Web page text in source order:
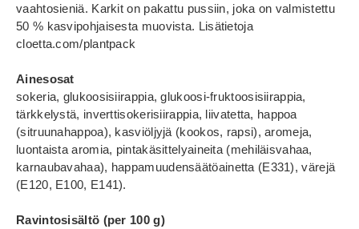
vaahtosieniä. Karkit on pakattu pussiin, joka on valmistettu
50 % kasvipohjaisesta muovista. Lisätietoja
cloetta.com/plantpack
Ainesosat
sokeria, glukoosisiirappia, glukoosi-fruktoosisiirappia,
tärkkelystä, inverttisokerisiirappia, liivatetta, happoa
(sitruunahappoa), kasviöljyjä (kookos, rapsi), aromeja,
luontaista aromia, pintakäsittelyaineita (mehiläisvahaa,
karnaubavahaa), happamuudensäätöainetta (E331), värejä
(E120, E100, E141).
Ravintosisältö (per 100 g)